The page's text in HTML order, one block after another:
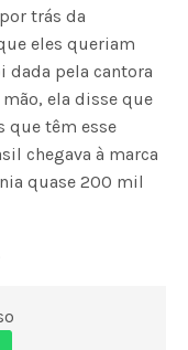
trás da
eles queriam
dada pela cantora
ela disse que
que têm esse
chegava à marca
quase 200 mil